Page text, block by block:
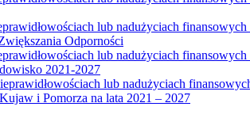
lub nadużyciach
Odporności
lub nadużyciach
2021-2027
lub nadużyciach
i Pomorza na lata 2021 – 2027